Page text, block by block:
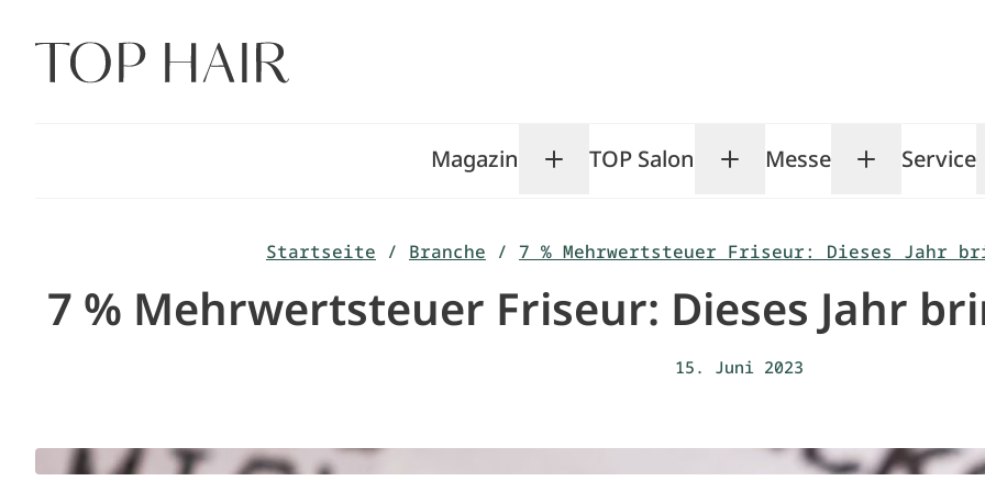
Inhalt
springen
Magazin Toggle Magazin submenu
TOP Salon Toggle TOP Salon
Messe ToggleService
Startseite / Branche / 7 % Mehrwertsteuer Friseur: Dieses Jahr
7 % Mehrwertsteuer Friseur: Dieses Jahr
15. Juni 2023